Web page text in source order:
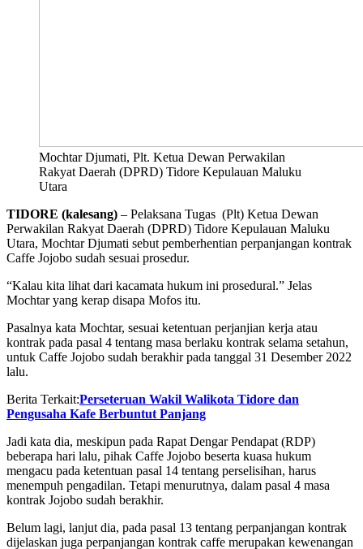
Mochtar Djumati, Plt. Ketua Dewan Perwakilan
Rakyat Daerah (DPRD) Tidore Kepulauan Maluku
Utara
TIDORE (kalesang) – Pelaksana Tugas (Plt) Ketua Dewan
Perwakilan Rakyat Daerah (DPRD) Tidore Kepulauan Maluku
Utara, Mochtar Djumati sebut pemberhentian perpanjangan kontrak
Caffe Jojobo sudah sesuai prosedur.
“Kalau kita lihat dari kacamata hukum ini prosedural.” Jelas
Mochtar yang kerap disapa Mofos itu.
Pasalnya kata Mochtar, sesuai ketentuan perjanjian kerja atau
kontrak pada pasal 4 tentang masa berlaku kontrak selama setahun,
untuk Caffe Jojobo sudah berakhir pada tanggal 31 Desember 2022
lalu.
Berita Terkait:Perseteruan Wakil Walikota Tidore dan
Pengusaha Kafe Berbuntut Panjang
Jadi kata dia, meskipun pada Rapat Dengar Pendapat (RDP)
beberapa hari lalu, pihak Caffe Jojobo beserta kuasa hukum
mengacu pada ketentuan pasal 14 tentang perselisihan, harus
menempuh pengadilan. Tetapi menurutnya, dalam pasal 4 masa
kontrak Jojobo sudah berakhir.
Belum lagi, lanjut dia, pada pasal 13 tentang perpanjangan kontrak
dijelaskan juga perpanjangan kontrak caffe merupakan kewenangan